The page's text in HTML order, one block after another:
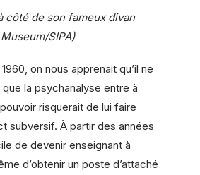
côté de son fameux divan
SIPA)
on nous apprenait qu’il ne
la psychanalyse entre à
risquerait de lui faire
subversif. À partir des années
de devenir enseignant à
d’obtenir un poste d’attaché